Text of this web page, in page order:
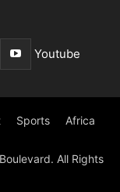
Youtube
Sports Africa
All Rights